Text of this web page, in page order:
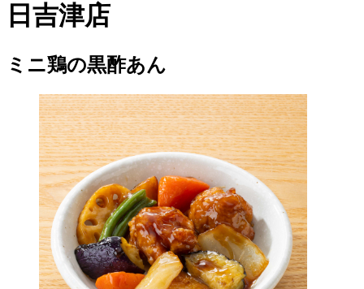
日吉津店
ミニ鶏の黒酢あん